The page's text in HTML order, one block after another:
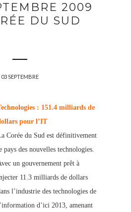
2009
DU SUD
03 SEPTEMBRE
: 151.4 milliards de
pour l’IT
Corée du Sud est définitivement
pays des nouvelles technologies.
un gouvernement prêt à
11.3 milliards de dollars
l’industrie des technologies de
d’ici 2013, amenant